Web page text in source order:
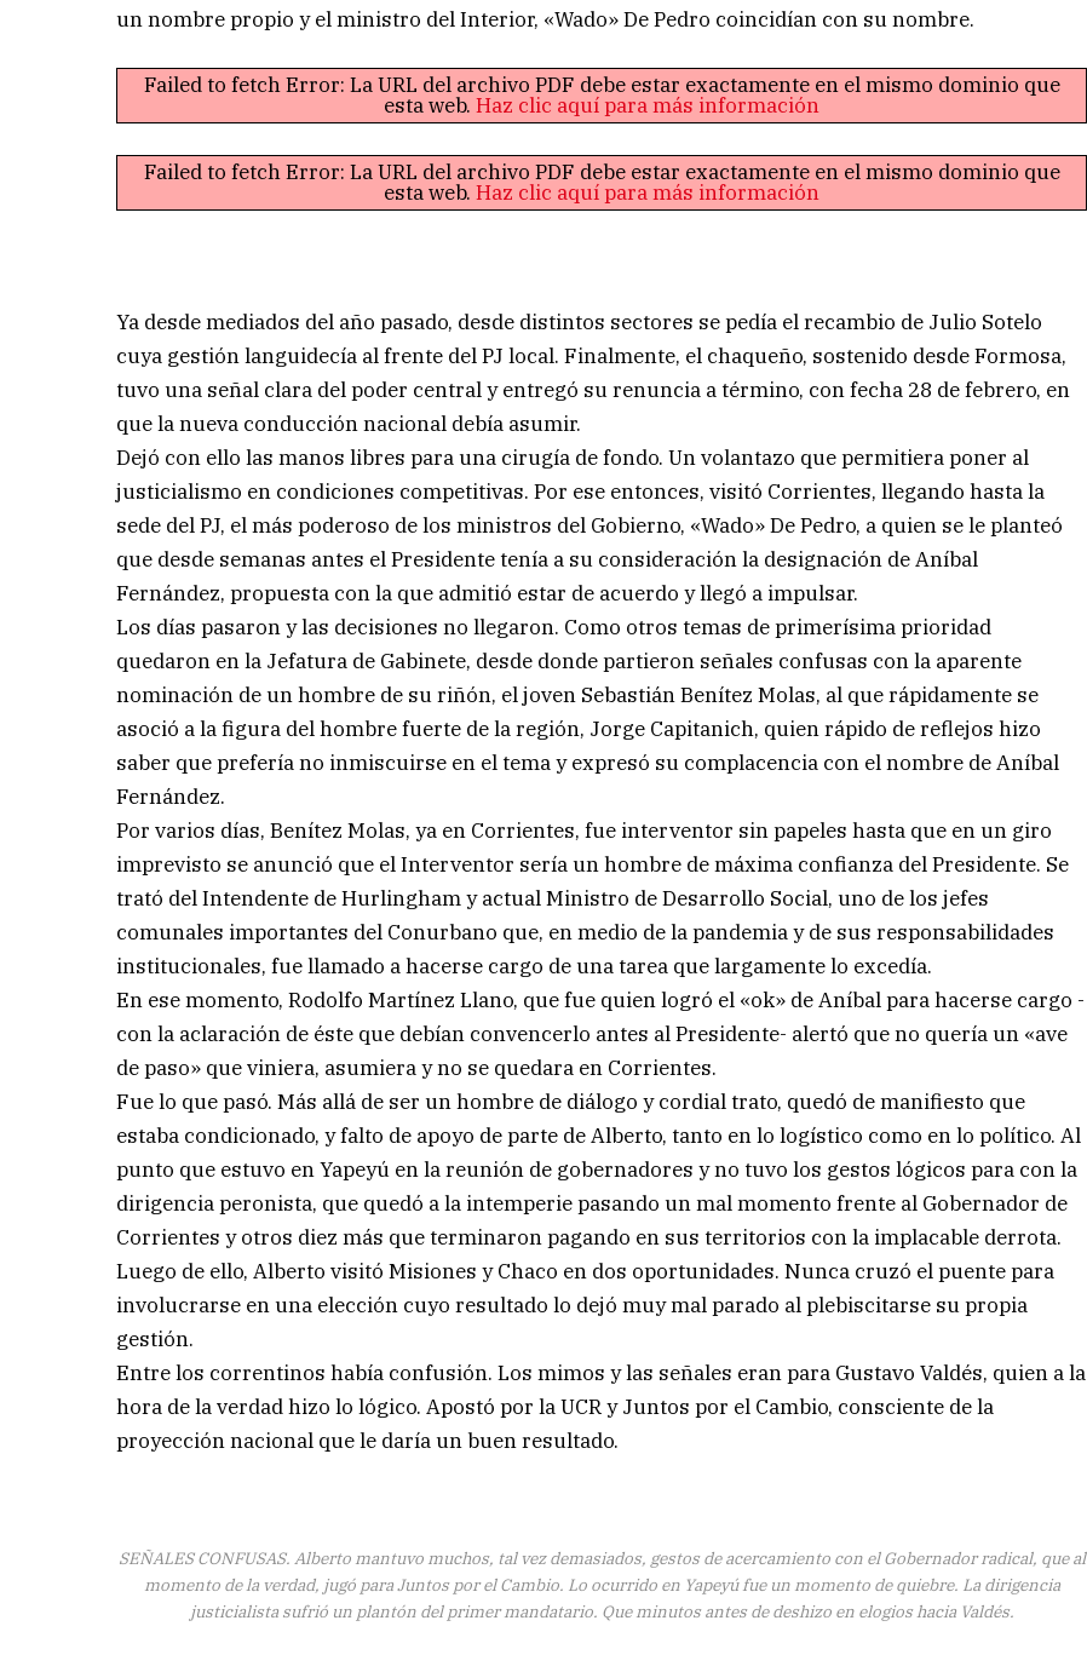
un nombre propio y el ministro del Interior, «Wado» De Pedro coincidían con su nombre.
Failed to fetch Error: La URL del archivo PDF debe estar exactamente en el mismo dominio que
esta web. Haz clic aquí para más información
Failed to fetch Error: La URL del archivo PDF debe estar exactamente en el mismo dominio que
esta web. Haz clic aquí para más información
Ya desde mediados del año pasado, desde distintos sectores se pedía el recambio de Julio Sotelo
cuya gestión languidecía al frente del PJ local. Finalmente, el chaqueño, sostenido desde Formosa,
tuvo una señal clara del poder central y entregó su renuncia a término, con fecha 28 de febrero, en
que la nueva conducción nacional debía asumir.
Dejó con ello las manos libres para una cirugía de fondo. Un volantazo que permitiera poner al
justicialismo en condiciones competitivas. Por ese entonces, visitó Corrientes, llegando hasta la
sede del PJ, el más poderoso de los ministros del Gobierno, «Wado» De Pedro, a quien se le planteó
que desde semanas antes el Presidente tenía a su consideración la designación de Aníbal
Fernández, propuesta con la que admitió estar de acuerdo y llegó a impulsar.
Los días pasaron y las decisiones no llegaron. Como otros temas de primerísima prioridad
quedaron en la Jefatura de Gabinete, desde donde partieron señales confusas con la aparente
nominación de un hombre de su riñón, el joven Sebastián Benítez Molas, al que rápidamente se
asoció a la figura del hombre fuerte de la región, Jorge Capitanich, quien rápido de reflejos hizo
saber que prefería no inmiscuirse en el tema y expresó su complacencia con el nombre de Aníbal
Fernández.
Por varios días, Benítez Molas, ya en Corrientes, fue interventor sin papeles hasta que en un giro
imprevisto se anunció que el Interventor sería un hombre de máxima confianza del Presidente. Se
trató del Intendente de Hurlingham y actual Ministro de Desarrollo Social, uno de los jefes
comunales importantes del Conurbano que, en medio de la pandemia y de sus responsabilidades
institucionales, fue llamado a hacerse cargo de una tarea que largamente lo excedía.
En ese momento, Rodolfo Martínez Llano, que fue quien logró el «ok» de Aníbal para hacerse cargo -
con la aclaración de éste que debían convencerlo antes al Presidente- alertó que no quería un «ave
de paso» que viniera, asumiera y no se quedara en Corrientes.
Fue lo que pasó. Más allá de ser un hombre de diálogo y cordial trato, quedó de manifiesto que
estaba condicionado, y falto de apoyo de parte de Alberto, tanto en lo logístico como en lo político. Al
punto que estuvo en Yapeyú en la reunión de gobernadores y no tuvo los gestos lógicos para con la
dirigencia peronista, que quedó a la intemperie pasando un mal momento frente al Gobernador de
Corrientes y otros diez más que terminaron pagando en sus territorios con la implacable derrota.
Luego de ello, Alberto visitó Misiones y Chaco en dos oportunidades. Nunca cruzó el puente para
involucrarse en una elección cuyo resultado lo dejó muy mal parado al plebiscitarse su propia
gestión.
Entre los correntinos había confusión. Los mimos y las señales eran para Gustavo Valdés, quien a la
hora de la verdad hizo lo lógico. Apostó por la UCR y Juntos por el Cambio, consciente de la
proyección nacional que le daría un buen resultado.
SEÑALES CONFUSAS. Alberto mantuvo muchos, tal vez demasiados, gestos de acercamiento con el Gobernador radical, que al
momento de la verdad, jugó para Juntos por el Cambio. Lo ocurrido en Yapeyú fue un momento de quiebre. La dirigencia
justicialista sufrió un plantón del primer mandatario. Que minutos antes de deshizo en elogios hacia Valdés.